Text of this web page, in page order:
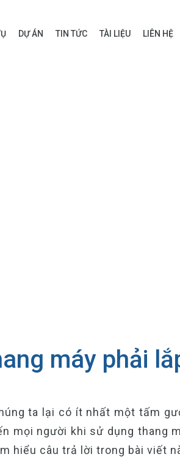
DỰ ÁN TIN TỨC TÀI LIỆU LIÊN HỆ
máy phải
ta lại có ít nhất một tấm
mọi người khi sử dụng thang
hiểu câu trả lời trong bài viết